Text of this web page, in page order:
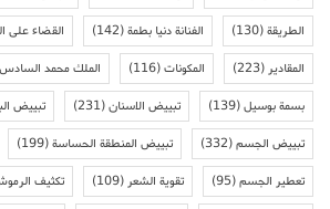
الطريقة(130) الفنانة دنيا بطمة(142) القضاء على
المقادير(223) المكونات(116) الملك محمد السادس
بسمة بوسيل(139) تبييض الاسنان(231) تبييض
تبييض الجسم(332) تبييض المنطقة الحساسة(199)
تعطير الجسم(95) تقوية الشعر(109) تكثيف